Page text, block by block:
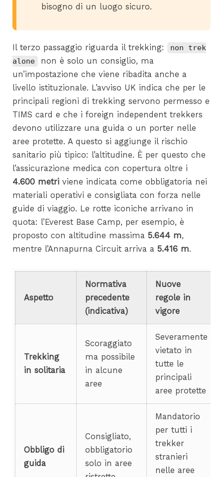
bisogno di un luogo sicuro.
Il terzo passaggio riguarda il trekking:
non trek
alone
non è solo un consiglio, ma
un’impostazione che viene ribadita anche a
livello istituzionale. L’avviso UK indica che per le
principali regioni di trekking servono permesso e
TIMS card e che i foreign independent trekkers
devono utilizzare una guida o un porter nelle
aree protette. A questo si aggiunge il rischio
sanitario più tipico: l’altitudine. È per questo che
l’assicurazione medica con copertura oltre i
4.600 metri viene indicata come obbligatoria nei
materiali operativi e consigliata con forza nelle
guide di viaggio. Le rotte iconiche arrivano in
quota: l’Everest Base Camp, per esempio, è
proposto con altitudine massima5.644 m,
mentre l’Annapurna Circuit arriva a5.416 m.
Aspetto
Normativa
precedente
(indicativa)
Nuove
regole in
vigore
Trekking
in solitaria
Scoraggiato
ma possibile
in alcune
aree
Severamente
vietato in
tutte le
principali
aree protette
Obbligo di
guida
Consigliato,
obbligatorio
solo in aree
Mandatorio
per tutti i
trekker
stranieri
nelle aree